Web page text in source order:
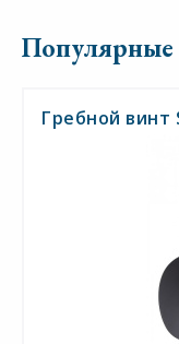
Популярные
Гребной винт